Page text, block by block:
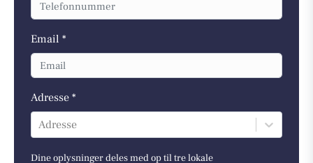
Email *
Adresse *
Adresse
Dine oplysninger deles med op til tre lokale